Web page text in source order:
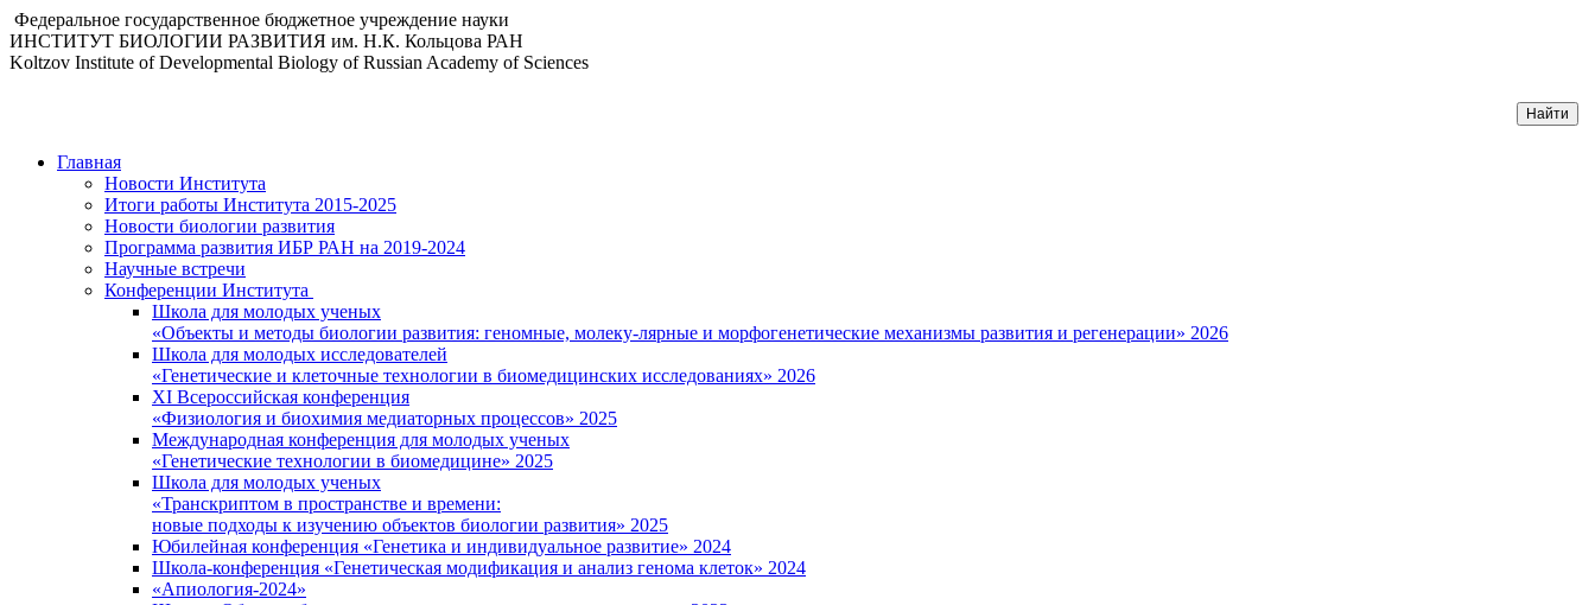
Федеральное государственное бюджетное учреждение науки
ИНСТИТУТ БИОЛОГИИ РАЗВИТИЯ им. Н.К. Кольцова РАН
Koltzov Institute of Developmental Biology of Russian Academy of Sciences
Главная
Новости Института
Итоги работы Института 2015-2025
Новости биологии развития
Программа развития ИБР РАН на 2019-2024
Научные встречи
Конференции Института
Школа для молодых ученых
«Объекты и методы биологии развития: геномные, молеку-лярные и морфогенетические механизмы развития и регенерации» 2026
Школа для молодых исследователей
«Генетические и клеточные технологии в биомедицинских исследованиях» 2026
XI Всероссийская конференция
«Физиология и биохимия медиаторных процессов» 2025
Международная конференция для молодых ученых
«Генетические технологии в биомедицине» 2025
Школа для молодых ученых
«Транскриптом в пространстве и времени:
новые подходы к изучению объектов биологии развития» 2025
Юбилейная конференция «Генетика и индивидуальное развитие» 2024
Школа-конференция «Генетическая модификация и анализ генома клеток» 2024
«Апиология-2024»